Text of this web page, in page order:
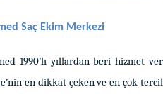
Saç Ekim Merkezi
1990’lı yıllardan beri hizmet
en dikkat çeken ve en çok